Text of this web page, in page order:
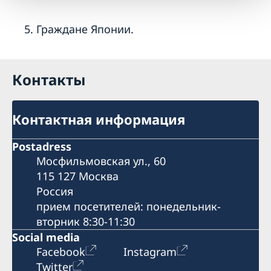
Граждане Японии.
Контакты
Контактная информация
Postadress
Мосфильмовская ул., 60
115 127 Москва
Россия
прием посетителей: понедельник-
вторник 8:30-11:30
Social media
Facebook
Instagram
Twitter